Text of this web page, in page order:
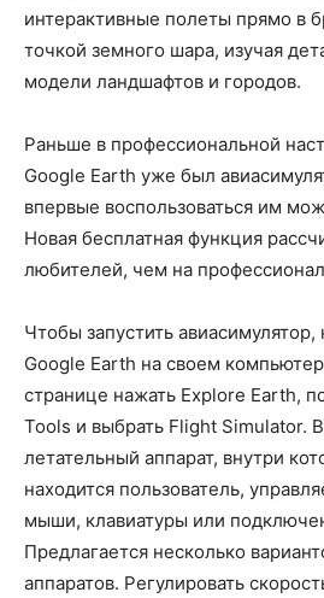
интерактивные полеты прямо в
точкой земного шара, изучая
модели ландшафтов и городов.
Раньше в профессиональной
Google Earth уже был
впервые воспользоваться им
Новая бесплатная функция
любителей, чем на
Чтобы запустить
Google Earth на своем
странице нажать Explore Earth,
Tools и выбрать Flight Simulator.
летательный аппарат, внутри
находится пользователь,
мыши, клавиатуры или
Предлагается несколько
аппаратов. Регулировать